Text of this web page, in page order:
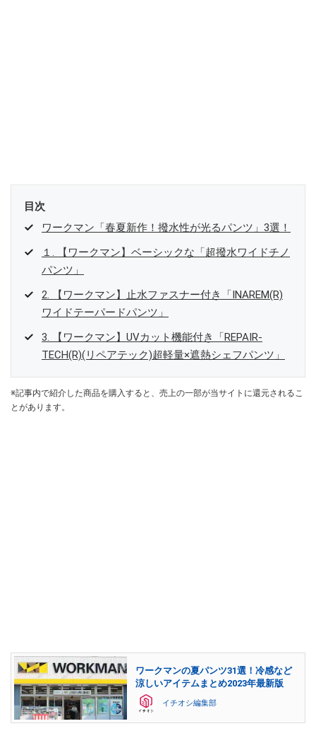
目次
ワークマン「春夏新作！撥水性が光るパンツ」3選！
１. 【ワークマン】ベーシックな「超撥水ワイドチノ
パンツ」
2. 【ワークマン】止水ファスナー付き「INAREM(R)
ワイドテーパードパンツ」
3. 【ワークマン】UVカット機能付き「REPAIR-
TECH(R)(リペアテック)超軽量×遮熱シェフパンツ」
※記事内で紹介した商品を購入すると、売上の一部が当サイトに還元されるこ
とがあります。
ワークマンの夏パンツ31選！冷感など
涼しいアイテムまとめ2023年最新版
イチオシ編集部